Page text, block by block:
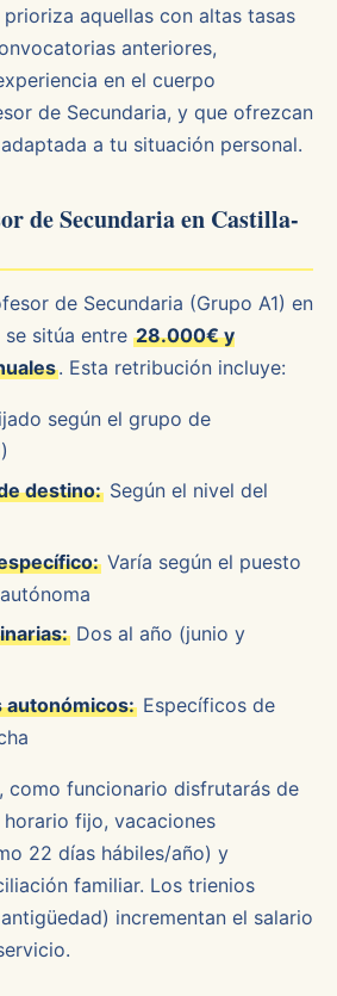
aquellas con altas tasas
anteriores,
en el cuerpo
de Secundaria, y que ofrezcan
a tu situación personal.
de Secundaria en Castilla-
de Secundaria (Grupo A1) en
sitúa entre 28.000€ y
. Esta retribución incluye:
según el grupo de
destino: Según el nivel del
Varía según el puesto
Dos al año (junio y
autonómicos: Específicos de
como funcionario disfrutarás de
fijo, vacaciones
22 días hábiles/año) y
familiar. Los trienios
incrementan el salario